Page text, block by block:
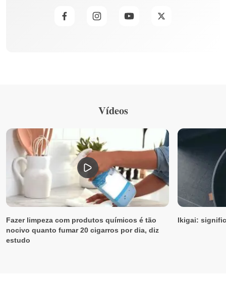
Vídeos
Fazer limpeza com produtos químicos é tão
nocivo quanto fumar 20 cigarros por dia, diz
estudo
Ikigai: